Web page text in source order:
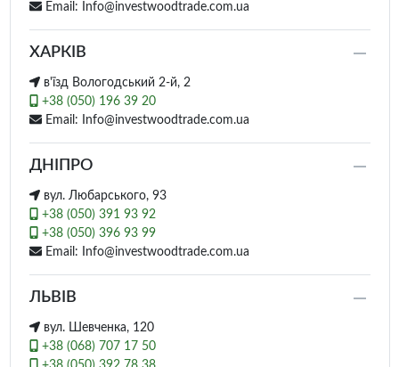
Email: Info@investwoodtrade.com.ua
ХАРКІВ
в'їзд Вологодський 2-й, 2
+38 (050) 196 39 20
Email: Info@investwoodtrade.com.ua
ДНІПРО
вул. Любарського, 93
+38 (050) 391 93 92
+38 (050) 396 93 99
Email: Info@investwoodtrade.com.ua
ЛЬВІВ
вул. Шевченка, 120
+38 (068) 707 17 50